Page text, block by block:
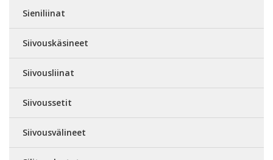
Sieniliinat
Siivouskäsineet
Siivousliinat
Siivoussetit
Siivousvälineet